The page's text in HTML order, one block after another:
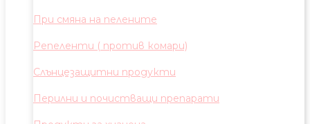
При смяна на пелените
Репеленти ( против комари)
Слънцезащитни продукти
Перилни и почистващи препарати